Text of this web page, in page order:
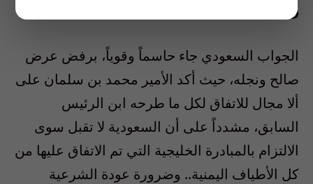
ورفض عرض نجل صالح
الجواب السعودي جاء حاسماً وقوياً، برفض عرض
صالح ونجله، حيث أكد الأمير محمد بن سلمان على
ألا مجال للاتفاق لكل ما طرحه ابن الرئيس
السابق، مشدداً على أن السعودية لا تقبل سوى
الالتزام بالمبادرة الخليجية التي تم الاتفاق عليها من
كل الأطياف اليمنية.. وضرورة عودة الشرعية